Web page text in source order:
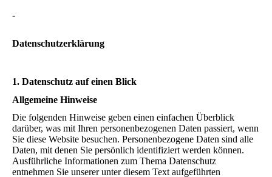
-
Datenschutz­erklärung
1. Datenschutz auf einen Blick
Allgemeine Hinweise
Die folgenden Hinweise geben einen einfachen Überblick
darüber, was mit Ihren personenbezogenen Daten passiert, wenn
Sie diese Website besuchen. Personenbezogene Daten sind alle
Daten, mit denen Sie persönlich identifiziert werden können.
Ausführliche Informationen zum Thema Datenschutz
entnehmen Sie unserer unter diesem Text aufgeführten